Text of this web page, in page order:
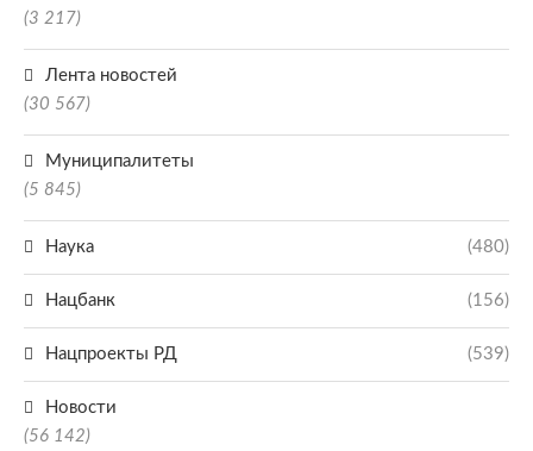
(3 217)
Лента новостей
(30 567)
Муниципалитеты
(5 845)
Наука (480)
Нацбанк (156)
Нацпроекты РД (539)
Новости
(56 142)